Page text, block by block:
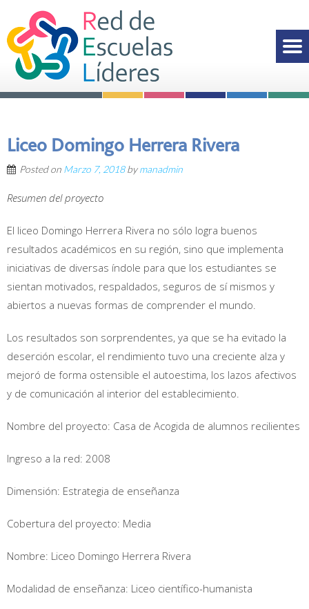
Liceo Domingo Herrera Rivera
Posted on Marzo 7, 2018bymanadmin
Resumen del proyecto
El liceo Domingo Herrera Rivera no sólo logra buenos
resultados académicos en su región, sino que implementa
iniciativas de diversas índole para que los estudiantes se
sientan motivados, respaldados, seguros de sí mismos y
abiertos a nuevas formas de comprender el mundo.
Los resultados son sorprendentes, ya que se ha evitado la
deserción escolar, el rendimiento tuvo una creciente alza y
mejoró de forma ostensible el autoestima, los lazos afectivos
y de comunicación al interior del establecimiento.
Nombre del proyecto: Casa de Acogida de alumnos recilientes
Ingreso a la red: 2008
Dimensión: Estrategia de enseñanza
Cobertura del proyecto: Media
Nombre: Liceo Domingo Herrera Rivera
Modalidad de enseñanza: Liceo científico-humanista